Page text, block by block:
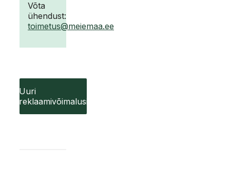
Võta
ühendust:
toimetus@meiemaa.ee
Uuri
reklaamivõimalusi